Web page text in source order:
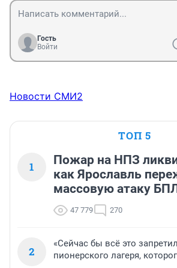
Гость
Войти
Новости СМИ2
ТОП 5
1
Пожар на НПЗ
как Ярославль
массовую атаку
47 779 270
2
«Сейчас бы всё это
пионерского лагеря,